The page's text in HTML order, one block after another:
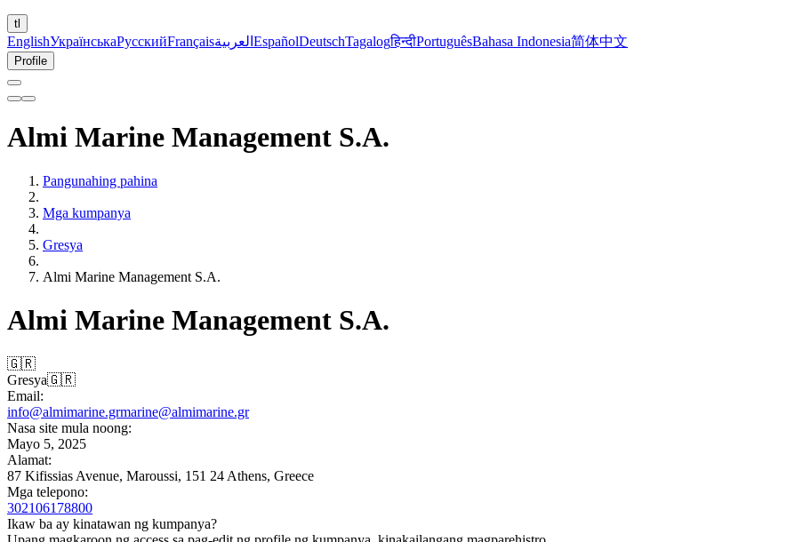
tl
EnglishУкраїнськаРусскийFrançaisالعربية EspañolDeutschTagalogहिन्दीPortuguêsBahasa Indonesia简体中文
Profile
Almi Marine Management S.A.
Pangunahing pahina
Mga kumpanya
Gresya
Almi Marine Management S.A.
Almi Marine Management S.A.
🇬🇷
Gresya🇬🇷
Email:
info@almimarine.grmarine@almimarine.gr
Nasa site mula noong:
Mayo 5, 2025
Alamat:
87 Kifissias Avenue, Maroussi, 151 24 Athens, Greece
Mga telepono:
302106178800
Ikaw ba ay kinatawan ng kumpanya?